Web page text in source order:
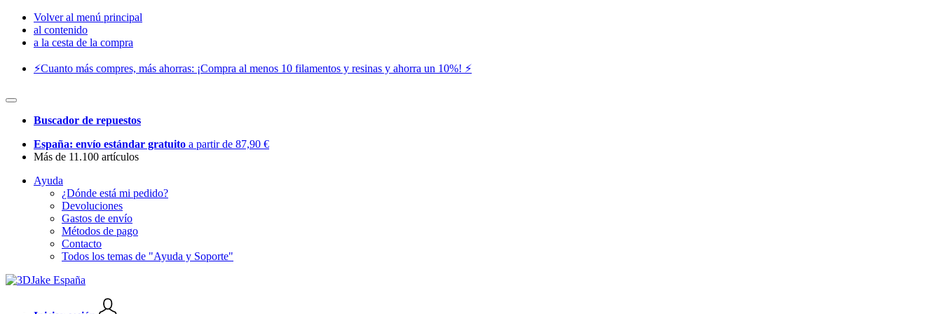
Volver al menú principal
al contenido
a la cesta de la compra
⚡️Cuanto más compres, más ahorras: ¡Compra al menos 10 filamentos y resinas y ahorra un 10%! ⚡️
Buscador de repuestos
España: envío estándar gratuito a partir de 87,90 €
Más de 11.100 artículos
Ayuda
¿Dónde está mi pedido?
Devoluciones
Gastos de envío
Métodos de pago
Contacto
Todos los temas de "Ayuda y Soporte"